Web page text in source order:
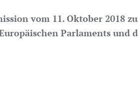
vom 11. Oktober 2018
Parlaments und